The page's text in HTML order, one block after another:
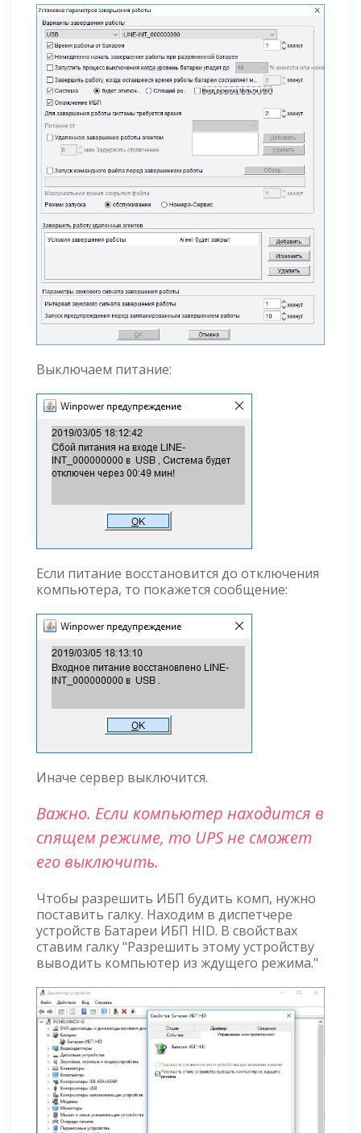
Выключаем питание:
Если питание восстановится до отключения
компьютера, то покажется сообщение:
Иначе сервер выключится.
Важно. Если компьютер находится в
спящем режиме, то UPS не сможет
его выключить.
Чтобы разрешить ИБП будить комп, нужно
поставить галку. Находим в диспетчере
устройств Батареи ИБП HID. В свойствах
ставим галку "Разрешить этому устройству
выводить компьютер из ждущего режима."